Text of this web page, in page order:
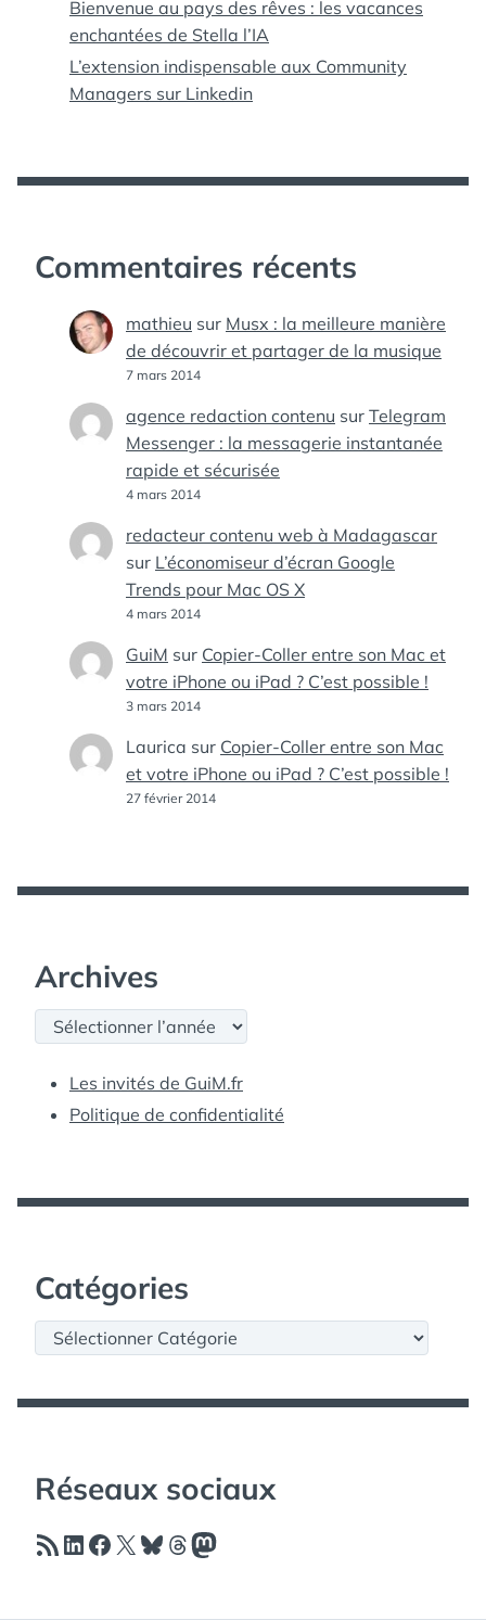
Bienvenue au pays des rêves : les vacances
enchantées de Stella l’IA
L’extension indispensable aux Community
Managers sur Linkedin
Commentaires récents
mathieu sur Musx : la meilleure manière
de découvrir et partager de la musique
7 mars 2014
agence redaction contenu sur Telegram
Messenger : la messagerie instantanée
rapide et sécurisée
4 mars 2014
redacteur contenu web à Madagascar
sur L’économiseur d’écran Google
Trends pour Mac OS X
4 mars 2014
GuiM sur Copier-Coller entre son Mac et
votre iPhone ou iPad ? C’est possible !
3 mars 2014
Laurica sur Copier-Coller entre son Mac
et votre iPhone ou iPad ? C’est possible !
27 février 2014
Archives
Archives
Les invités de GuiM.fr
Politique de confidentialité
Catégories
Catégories
Réseaux sociaux
Flux RSSLinkedIn
Facebook
X Bluesky
Threads
Mastodon